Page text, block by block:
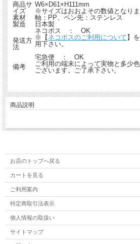
商品サ
イズ
W6×D61×H111mm
※サイズはおおよその数値となりま
素材
軸：PP、ペン先：ステンレス
製造
日本製
発送方
法
ネコポス ： OK
※【 ネコポスのご利用について 】
用下さい。
宅急便 ： OK
備考
ご利用の端末によって実物と多少
ございます。ご了承下さい。
商品説明
お店のトップへ戻る
カートを見る
ご利用案内
特定商取引法表示
個人情報の取扱い
サイトマップ